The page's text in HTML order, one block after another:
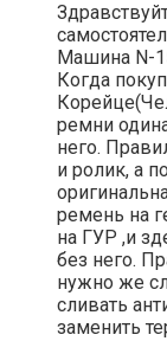
Машина N-
Когда
ремни
него.
и ролик, а
ремень на
на ГУР ,и
без него.
нужно же
сливать
заменить